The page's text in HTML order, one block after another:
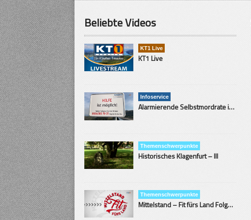
Beliebte Videos
KT1 Live
KT1 Live
Infoservice
Alarmierende Selbstmordrate in Kärnten
Themenschwerpunkte
Historisches Klagenfurt – III
Themenschwerpunkte
Mittelstand – Fit fürs Land Folge 9- Konditor